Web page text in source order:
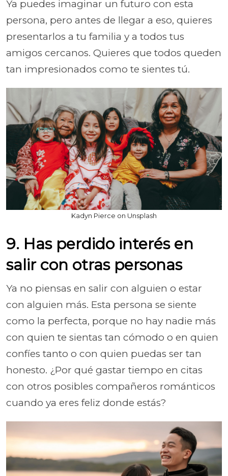
Ya puedes imaginar un futuro con esta
persona, pero antes de llegar a eso, quieres
presentarlos a tu familia y a todos tus
amigos cercanos. Quieres que todos queden
tan impresionados como te sientes tú.
Kadyn Pierce on Unsplash
9. Has perdido interés en
salir con otras personas
Ya no piensas en salir con alguien o estar
con alguien más. Esta persona se siente
como la perfecta, porque no hay nadie más
con quien te sientas tan cómodo o en quien
confíes tanto o con quien puedas ser tan
honesto. ¿Por qué gastar tiempo en citas
con otros posibles compañeros románticos
cuando ya eres feliz donde estás?